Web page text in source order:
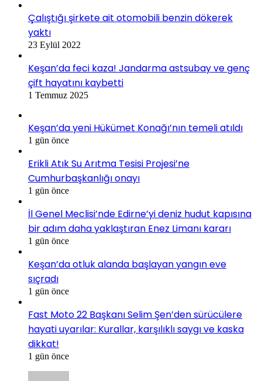
Çalıştığı şirkete ait otomobili benzin dökerek
yaktı
23 Eylül 2022
Keşan’da feci kaza! Jandarma astsubay ve genç
çift hayatını kaybetti
1 Temmuz 2025
Keşan’da yeni Hükümet Konağı’nın temeli atıldı
1 gün önce
Erikli Atık Su Arıtma Tesisi Projesi’ne
Cumhurbaşkanlığı onayı
1 gün önce
İl Genel Meclisi’nde Edirne’yi deniz hudut kapısına
bir adım daha yaklaştıran Enez Limanı kararı
1 gün önce
Keşan’da otluk alanda başlayan yangın eve
sıçradı
1 gün önce
Fast Moto 22 Başkanı Selim Şen’den sürücülere
hayati uyarılar: Kurallar, karşılıklı saygı ve kaska
dikkat!
1 gün önce